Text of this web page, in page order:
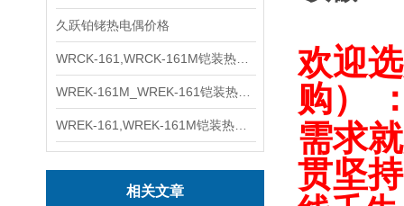
久跃铂铑热电偶价格
相关文章
欢迎
购）
需求
贯坚